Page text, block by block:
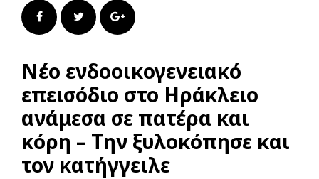
FacebookTwitter Google+
Νέο ενδοοικογενειακό
επεισόδιο στο Ηράκλειο
ανάμεσα σε πατέρα και
κόρη – Την ξυλοκόπησε και
τον κατήγγειλε